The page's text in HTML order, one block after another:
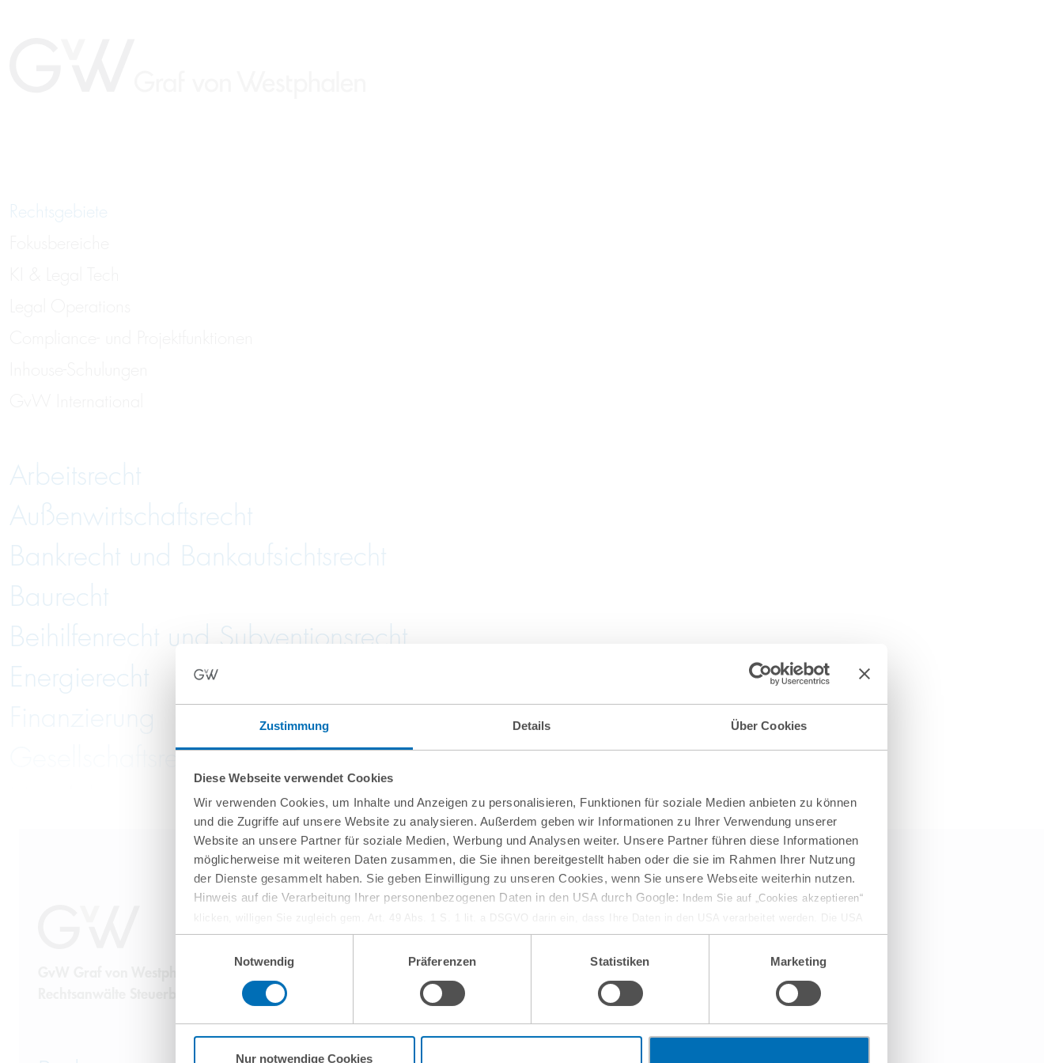
Zustimmung Details Über Cookies
Diese Webseite verwendet Cookies
Wir verwenden Cookies, um Inhalte und Anzeigen zu personalisieren, Funktionen für soziale Medien anbieten zu können
und die Zugriffe auf unsere Website zu analysieren. Außerdem geben wir Informationen zu Ihrer Verwendung unserer
Website an unsere Partner für soziale Medien, Werbung und Analysen weiter. Unsere Partner führen diese Informationen
möglicherweise mit weiteren Daten zusammen, die Sie ihnen bereitgestellt haben oder die sie im Rahmen Ihrer Nutzung
der Dienste gesammelt haben. Sie geben Einwilligung zu unseren Cookies, wenn Sie unsere Webseite weiterhin nutzen.
Hinweis auf die Verarbeitung Ihrer personenbezogenen Daten in den USA durch Google: Indem Sie auf „Cookies akzeptieren“
klicken, willigen Sie zugleich gem. Art. 49 Abs. 1 S. 1 lit. a DSGVO darin ein, dass Ihre Daten in den USA verarbeitet werden. Die USA
werden derzeit vom Europäischen Gerichtshof als ein Land mit einem nach EU-Standards unzureichendem Datenschutzniveau
eingeschätzt. Es besteht das Risiko, dass Ihre Daten durch US-Behörden, zu Kontroll- und zu Überwachungszwecken, gegebenenfalls
vorgehend beschriebene Übermittlung nicht statt.
Notwendig
Präferenzen Statistiken Marketing
Nur notwendige Cookies
Rechtsgebiete
Arbeitsrecht
Außenwirtschaftsrecht
Bankrecht und Bankaufsichtsrecht
Baurecht
Beihilfenrecht und Subventionsrecht
Energierecht
Gesellschaftsrecht
Handelsrecht und Zivilrecht
Insolvenzverwaltung und Insolvenzrecht
IP, Medien und Wettbewerb
Rechtsanwälte Steuerberater Partnerschaft mbB